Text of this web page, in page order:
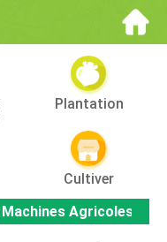
Plantation
Cultiver
Machines Agricoles